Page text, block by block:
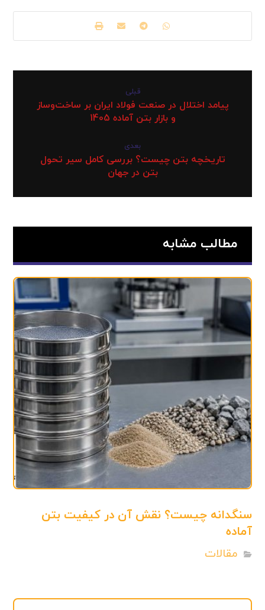
قبلی
پیامد اختلال در صنعت فولاد ایران بر ساخت‌وساز
و بازار بتن آماده 1405
بعدی
تاریخچه بتن چیست؟ بررسی کامل سیر تحول
بتن در جهان
مطالب مشابه
سنگدانه چیست؟ نقش آن در کیفیت بتن
آماده
مقالات